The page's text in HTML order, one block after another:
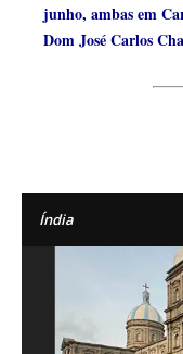
junho, ambas em
Dom José Carlos
Índia